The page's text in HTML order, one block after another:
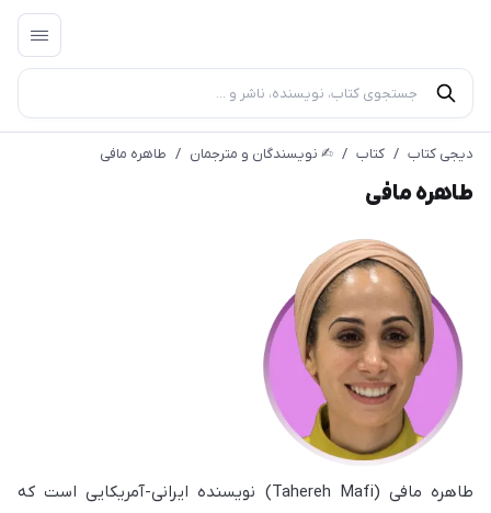
دیجی کتاب / کتاب / ✍︎ نویسندگان و مترجمان / طاهره مافی
طاهره مافی
طاهره مافی (Tahereh Mafi) نویسنده ایرانی-آمریکایی است که